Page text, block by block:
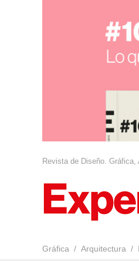
Revista de Diseño.
Gráfica Arquitectura